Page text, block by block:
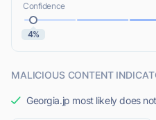
Confidence
4%
MALICIOUS CONTENT
Georgia.jp most likely does